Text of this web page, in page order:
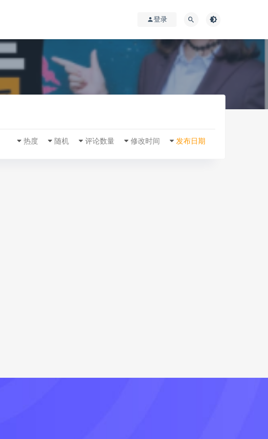
登录
发布日期
修改时间
评论数量
随机
热度